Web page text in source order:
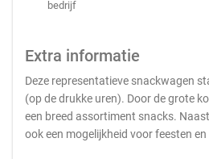
bedrijf
Extra informatie
Deze representatieve snackwagen
(op de drukke uren). Door de grote
een breed assortiment snacks.
ook een mogelijkheid voor feesten en